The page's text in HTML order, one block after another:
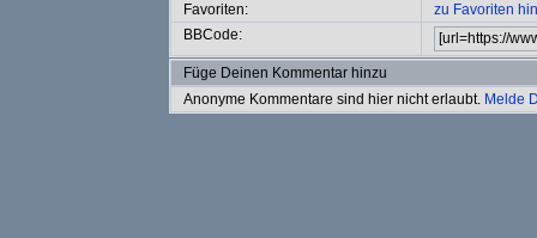
Favoriten:
zu Favoriten
BBCode:
Füge Deinen Kommentar hinzu
Anonyme Kommentare sind hier nicht erlaubt. Melde